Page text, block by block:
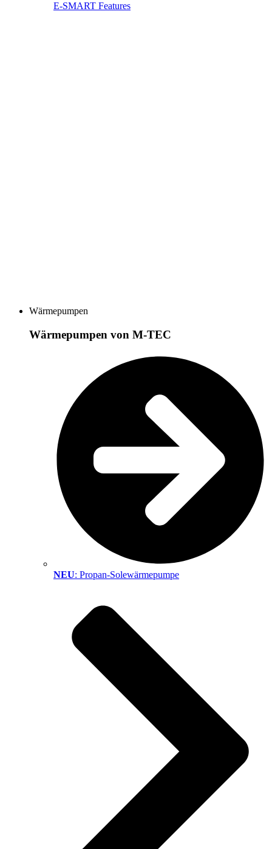
E-SMART Features
Wärmepumpen
Wärmepumpen von M-TEC
NEU: Propan-Solewärmepumpe